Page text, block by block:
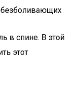
в спине. В этой
этот